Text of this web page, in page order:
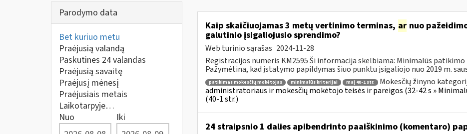
Parodymo data
Bet kuriuo metu
Praėjusią valandą
Paskutines 24 valandas
Praėjusią savaitę
Praėjusį mėnesį
Praėjusiais metais
Laikotarpyje…
Nuo
Iki
Kaip skaičiuojamas 3 metų vertinimo terminas, arnuo
galutinio įsigaliojusio sprendimo?
Web turinio sąrašas 2024-11-28
Registracijos numeris KM2595 Ši informacija skelbiama: Minimalūs
Pažymėtina, kad įstatymo papildymas šiuo punktu įsigaliojo nuo 2019 m.
patikimas mokesčių mokėtojas minimalūs kriterijai maį 40-1 str. Mokesčių žinyno
administratoriaus ir mokesčių mokėtojo teisės ir pareigos (32-42 s »
(40-1 str.)
24 straipsnio 1 dalies apibendrinto paaiškinimo (komentaro)